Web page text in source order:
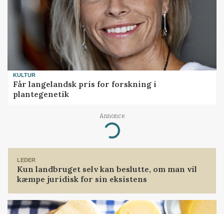
KULTUR
Får langelandsk pris for forskning i
plantegenetik
Annonce
Loading...
LEDER
Kun landbruget selv kan beslutte, om man vil
kæmpe juridisk for sin eksistens